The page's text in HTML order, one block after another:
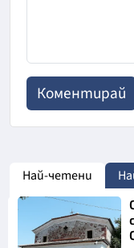
Най-четени